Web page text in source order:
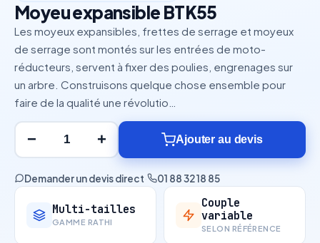
Moyeu expansible BTK55
Les moyeux expansibles, frettes de serrage et moyeux
de serrage sont montés sur les entrées de moto-
réducteurs, servent à fixer des poulies, engrenages sur
un arbre. Construisons quelque chose ensemble pour
faire de la qualité une révolutio…
− + Ajouter au devis
Demander un devis direct· 01 88 32 18 85
Multi-tailles
GAMME RATHI
Couple
variable
SELON RÉFÉRENCE